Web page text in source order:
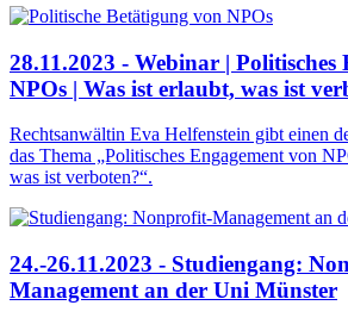
28.11.2023 - Webinar | Politisches
NPOs | Was ist erlaubt, was ist
Rechtsanwältin Eva Helfenstein gibt einen
das Thema „Politisches Engagement von
was ist verboten?“.
24.-26.11.2023 - Studiengang:
Management an der Uni Münster